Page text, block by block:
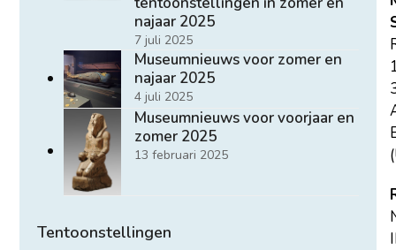
najaar 2025
7 juli 2025
Museumnieuws voor zomer en
najaar 2025
4 juli 2025
Museumnieuws voor voorjaar en
zomer 2025
13 februari 2025
Tentoonstellingen